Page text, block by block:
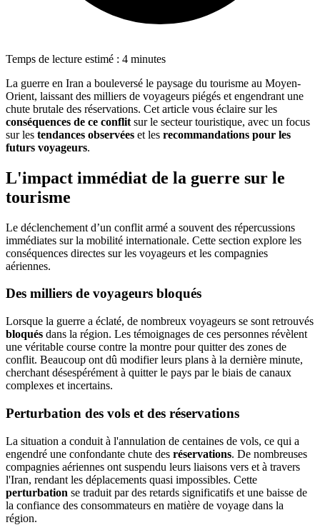
Temps de lecture estimé : 4 minutes
La guerre en Iran a bouleversé le paysage du tourisme au Moyen-
Orient, laissant des milliers de voyageurs piégés et engendrant une
chute brutale des réservations. Cet article vous éclaire sur les
conséquences de ce conflit sur le secteur touristique, avec un focus
sur les tendances observées et les recommandations pour les
futurs voyageurs.
L'impact immédiat de la guerre sur le
tourisme
Le déclenchement d’un conflit armé a souvent des répercussions
immédiates sur la mobilité internationale. Cette section explore les
conséquences directes sur les voyageurs et les compagnies
aériennes.
Des milliers de voyageurs bloqués
Lorsque la guerre a éclaté, de nombreux voyageurs se sont retrouvés
bloqués dans la région. Les témoignages de ces personnes révèlent
une véritable course contre la montre pour quitter des zones de
conflit. Beaucoup ont dû modifier leurs plans à la dernière minute,
cherchant désespérément à quitter le pays par le biais de canaux
complexes et incertains.
Perturbation des vols et des réservations
La situation a conduit à l'annulation de centaines de vols, ce qui a
engendré une confondante chute des réservations. De nombreuses
compagnies aériennes ont suspendu leurs liaisons vers et à travers
l'Iran, rendant les déplacements quasi impossibles. Cette
perturbation se traduit par des retards significatifs et une baisse de
la confiance des consommateurs en matière de voyage dans la
région.